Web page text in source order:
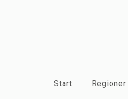
Start Regioner